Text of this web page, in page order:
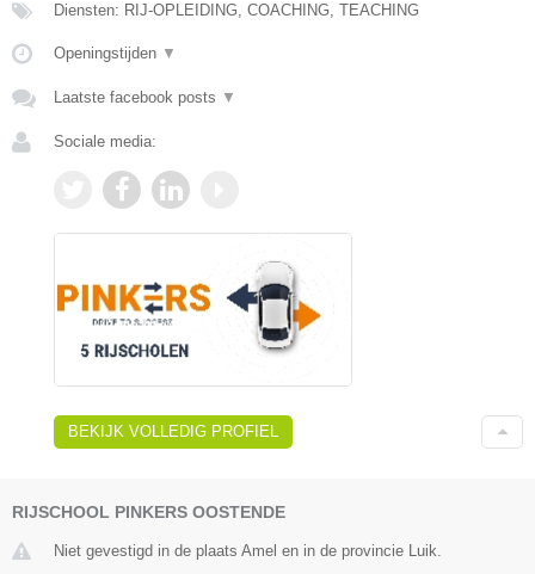
Diensten: RIJ-OPLEIDING, COACHING, TEACHING
Openingstijden ▼
Laatste facebook posts ▼
Sociale media:
BEKIJK VOLLEDIG PROFIEL
RIJSCHOOL PINKERS OOSTENDE
Niet gevestigd in de plaats Amel en in de provincie Luik.